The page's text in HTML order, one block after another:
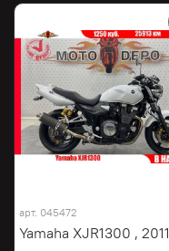
арт. 045472
Yamaha XJR1300 , 2011